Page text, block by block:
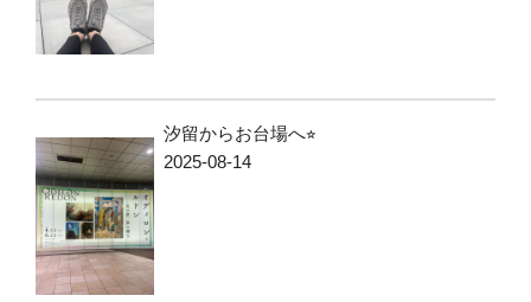
汐留からお台場へ⭐︎
2025-08-14